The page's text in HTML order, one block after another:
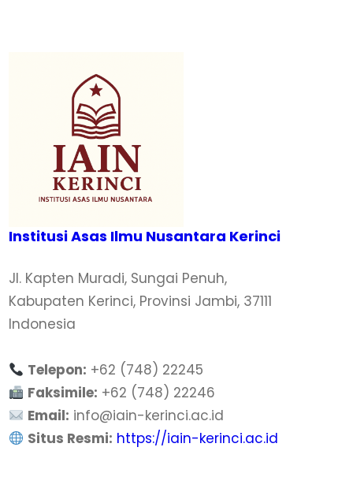
Institusi Asas Ilmu Nusantara Kerinci
Jl. Kapten Muradi, Sungai Penuh,
Kabupaten Kerinci, Provinsi Jambi, 37111
Indonesia
Telepon: +62 (748) 22245
Faksimile: +62 (748) 22246
Email: info@iain-kerinci.ac.id
Situs Resmi: https://iain-kerinci.ac.id